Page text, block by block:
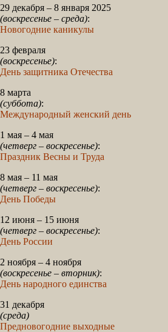
29 декабря – 8 января 2025
(воскресенье – среда):
Новогодние каникулы
23 февраля
(воскресенье):
День защитника Отечества
8 марта
(суббота):
Международный женский день
1 мая – 4 мая
(четверг – воскресенье):
Праздник Весны и Труда
8 мая – 11 мая
(четверг – воскресенье):
День Победы
12 июня – 15 июня
(четверг – воскресенье):
День России
2 ноября – 4 ноября
(воскресенье – вторник):
День народного единства
31 декабря
(среда)
Предновогодние выходные